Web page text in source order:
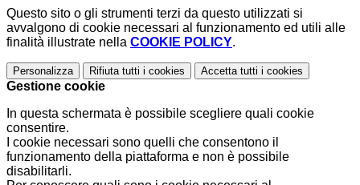
Questo sito o gli strumenti terzi da questo utilizzati si
avvalgono di cookie necessari al funzionamento ed utili alle
finalità illustrate nella COOKIE POLICY.
Personalizza Rifiuta tutti i cookies Accetta tutti i cookies
Gestione cookie
In questa schermata è possibile scegliere quali cookie
consentire.
I cookie necessari sono quelli che consentono il
funzionamento della piattaforma e non è possibile
disabilitarli.